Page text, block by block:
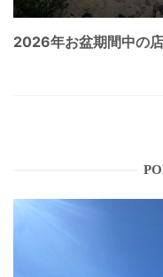
2026年お盆期間中の